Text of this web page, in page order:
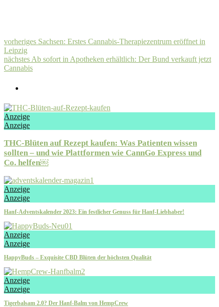
vorheriges Sachsen: Erstes Cannabis-Therapiezentrum eröffnet in
Leipzig
nächstes Ab sofort in Apotheken erhältlich: Der Bund verkauft jetzt
Cannabis
Anzeige
Anzeige
THC-Blüten auf Rezept kaufen: Was Patienten wissen
sollten – und wie Plattformen wie CannGo Express und
Co. helfen￼
Anzeige
Anzeige
Hanf-Adventskalender 2023: Ein festlicher Genuss für Hanf-Liebhaber!
Anzeige
Anzeige
HappyBuds – Exquisite CBD Blüten der höchsten Qualität
Anzeige
Anzeige
Tigerbalsam 2.0? Der Hanf-Balm von HempCrew